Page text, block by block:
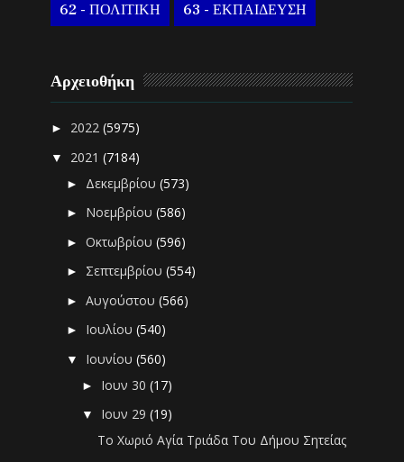
62 - ΠΟΛΙΤΙΚΗ 63 - ΕΚΠΑΙΔΕΥΣΗ
Αρχειοθήκη
► 2022(5975)
▼ 2021(7184)
► Δεκεμβρίου(573)
► Νοεμβρίου(586)
►Οκτωβρίου(596)
► Σεπτεμβρίου(554)
►Αυγούστου(566)
► Ιουλίου(540)
▼ Ιουνίου(560)
► Ιουν 30(17)
▼ Ιουν 29(19)
Το Χωριό Αγία Τριάδα Του Δήμου Σητείας